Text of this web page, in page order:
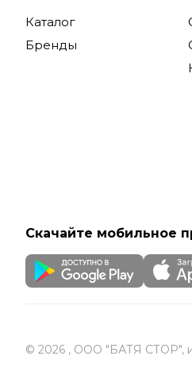
Каталог
Бренды
Скачайте мобильное
© 2026 , ООО "БАТЯ СТОР",